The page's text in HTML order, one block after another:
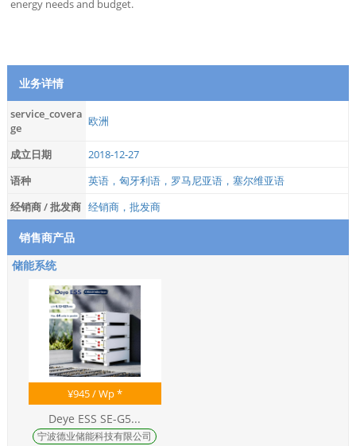
energy needs and budget.
业务详情
service_covera
ge
欧洲
成立日期
2018-12-27
语种
英语，匈牙利语，罗马尼亚语，塞尔维亚语
经销商 / 批发商 经销商，批发商
销售商产品
储能系统
¥945/ Wp *
Deye ESS SE-G5...
宁波德业储能科技有限公司